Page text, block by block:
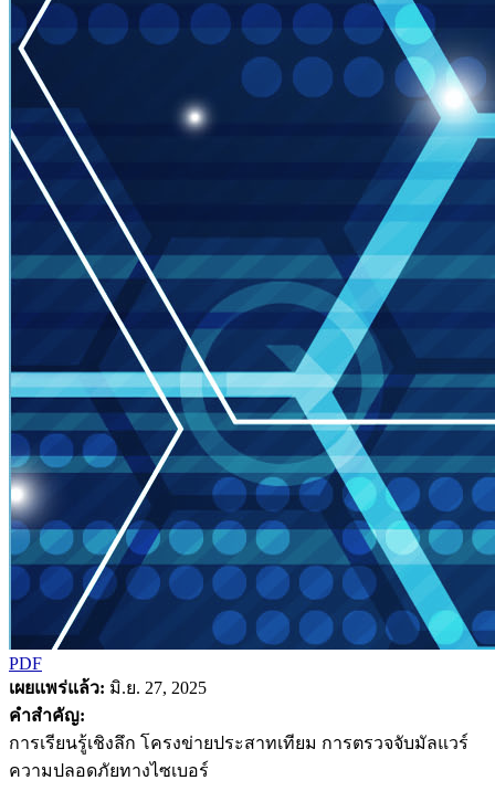
PDF
เผยแพร่แล้ว: มิ.ย. 27, 2025
คำสำคัญ:
การเรียนรู้เชิงลึก โครงข่ายประสาทเทียม การตรวจจับมัลแวร์
ความปลอดภัยทางไซเบอร์